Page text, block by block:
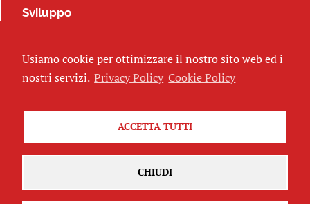
Sviluppo
Seguici
Iscriviti alla newsletter
Usiamo cookie per ottimizzare il nostro sito web ed i
nostri servizi. Privacy Policy Cookie Policy
ACCETTA TUTTI
CHIUDI